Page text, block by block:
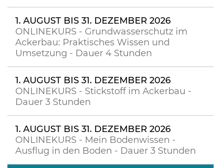
1. AUGUST BIS 31. DEZEMBER 2026
ONLINEKURS - Grundwasserschutz im
Ackerbau: Praktisches Wissen und
Umsetzung - Dauer 4 Stunden
1. AUGUST BIS 31. DEZEMBER 2026
ONLINEKURS - Stickstoff im Ackerbau -
Dauer 3 Stunden
1. AUGUST BIS 31. DEZEMBER 2026
ONLINEKURS - Mein Bodenwissen -
Ausflug in den Boden - Dauer 3 Stunden